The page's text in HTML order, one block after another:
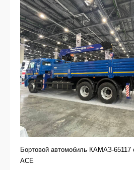
Бортовой автомобиль КАМАЗ-
ACE